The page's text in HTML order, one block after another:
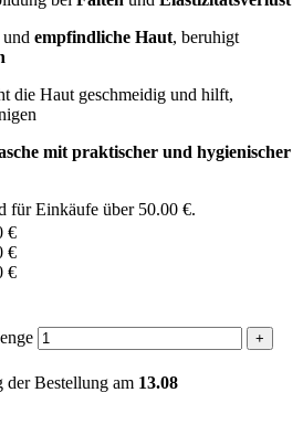
und empfindliche Haut, beruhigt
die Haut geschmeidig und hilft,
mit praktischer und hygienischer
für Einkäufe über 50.00 €.
€
€
€
der Bestellung am 13.08